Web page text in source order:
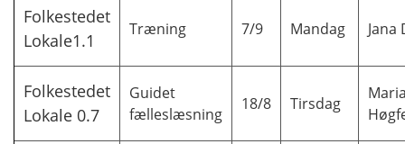
Folkestedet
Lokale1.1
Træning 7/9 Mandag Jana
Folkestedet
Lokale 0.7
Guidet
fælleslæsning
18/8 Tirsdag